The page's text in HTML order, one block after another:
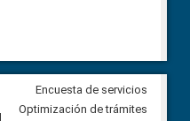
Veeduría Ciudadana para
construcción del asfaltado de
Encuesta de servicios
Optimización de trámites